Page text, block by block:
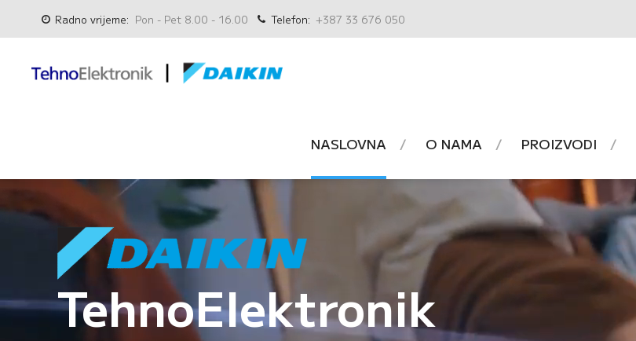
Radno vrijeme: Pon - Pet 8.00 - 16.00 Telefon: +387 33 676 050
NASLOVNA O NAMA PROIZVODI
TehnoElektronik